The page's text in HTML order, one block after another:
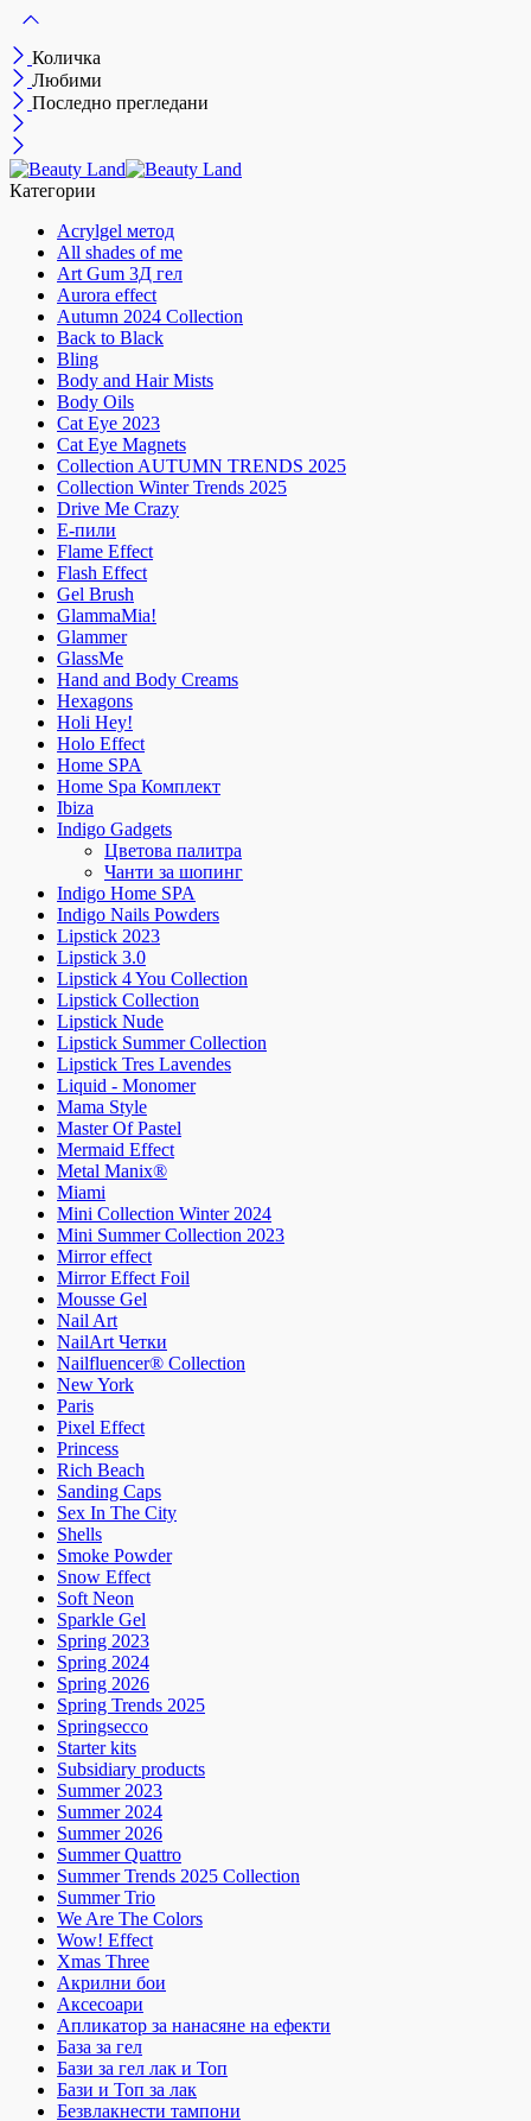
Количка
Любими
Последно прегледани
Категории
Acrylgel метод
All shades of me
Art Gum 3Д гел
Aurora effect
Autumn 2024 Collection
Back to Black
Bling
Body and Hair Mists
Body Oils
Cat Eye 2023
Cat Eye Magnets
Collection AUTUMN TRENDS 2025
Collection Winter Trends 2025
Drive Me Crazy
E-пили
Flame Effect
Flash Effect
Gel Brush
GlammaMia!
Glammer
GlassMe
Hand and Body Creams
Hexagons
Holi Hey!
Holo Effect
Home SPA
Home Spa Комплект
Ibiza
Indigo Gadgets
Цветова палитра
Чанти за шопинг
Indigo Home SPA
Indigo Nails Powders
Lipstick 2023
Lipstick 3.0
Lipstick 4 You Collection
Lipstick Collection
Lipstick Nude
Lipstick Summer Collection
Lipstick Tres Lavendes
Liquid - Monomer
Mama Style
Master Of Pastel
Mermaid Effect
Metal Manix®
Miami
Mini Collection Winter 2024
Mini Summer Collection 2023
Mirror effect
Mirror Effect Foil
Mousse Gel
Nail Art
NailArt Четки
Nailfluencer® Collection
New York
Paris
Pixel Effect
Princess
Rich Beach
Sanding Caps
Sex In The City
Shells
Smoke Powder
Snow Effect
Soft Neon
Sparkle Gel
Spring 2023
Spring 2024
Spring 2026
Spring Trends 2025
Springsecco
Starter kits
Subsidiary products
Summer 2023
Summer 2024
Summer 2026
Summer Quattro
Summer Trends 2025 Collection
Summer Trio
We Are The Colors
Wow! Effect
Xmas Three
Акрилни бои
Аксесоари
Апликатор за нанасяне на ефекти
База за гел
Бази за гел лак и Топ
Бази и Топ за лак
Безвлакнести тампони